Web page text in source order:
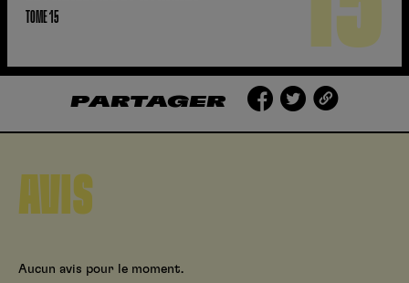
TOME 15
PARTAGER
AVIS
Aucun avis pour le moment.